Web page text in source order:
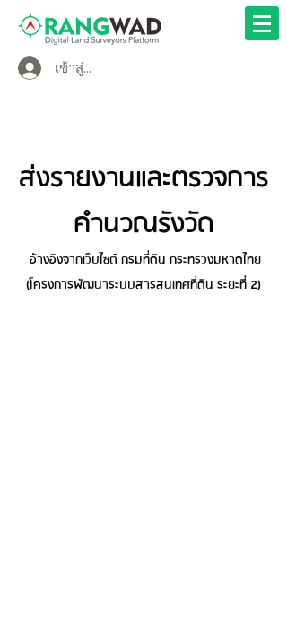
เข้าสู่ระบบ
ส่งรายงานและตรวจการ
คำนวณรังวัด
อ้างอิงจากเว็บไซต์ กรมที่ดิน กระทรวงมหาดไทย
(โครงการพัฒนาระบบสารสนเทศที่ดิน ระยะที่ 2)